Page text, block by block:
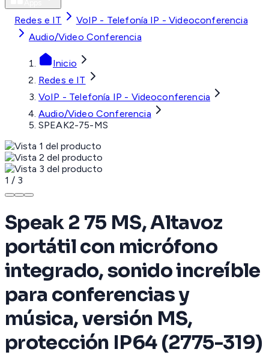
Redes e IT
VoIP - Telefonía IP - Videoconferencia
Audio/Video Conferencia
Inicio
Redes e IT
VoIP - Telefonía IP - Videoconferencia
Audio/Video Conferencia
SPEAK2-75-MS
1 / 3
Speak 2 75 MS, Altavoz
portátil con micrófono
integrado, sonido increíble
para conferencias y
música, versión MS,
protección IP64 (2775-319)